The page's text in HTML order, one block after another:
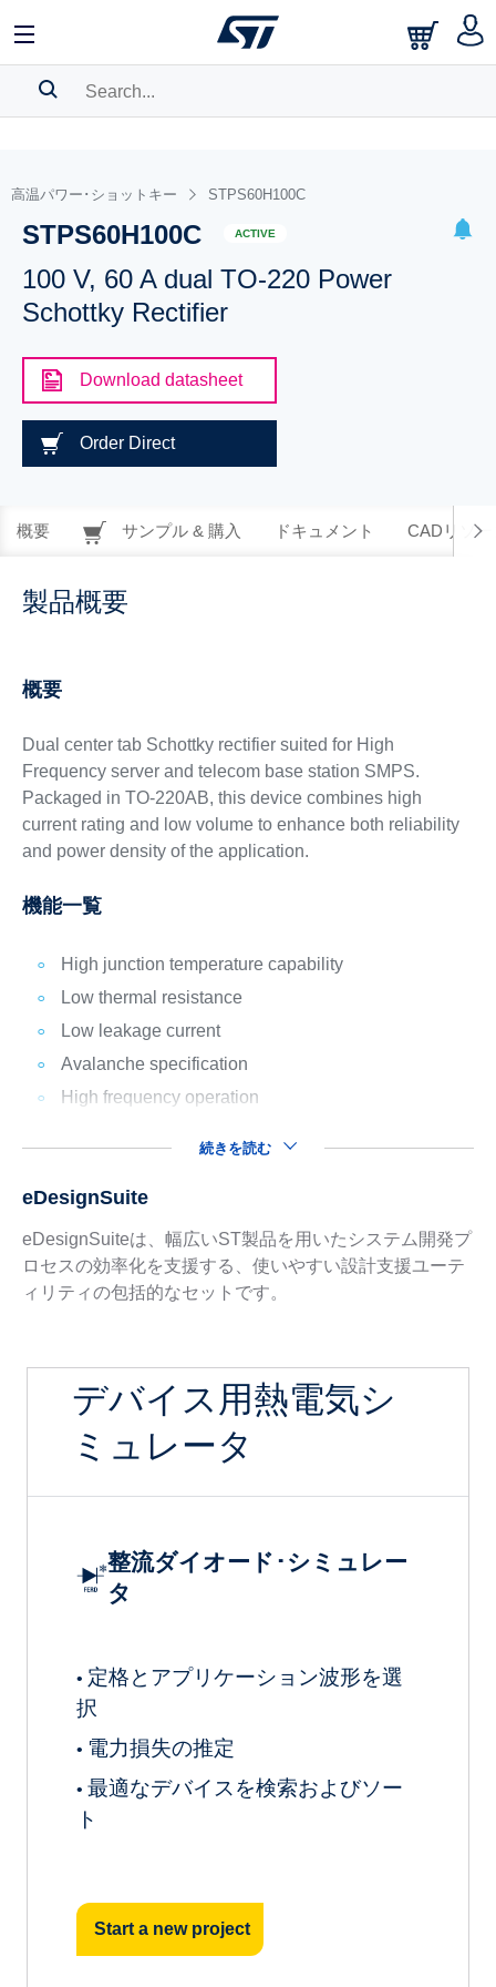
BOOKMARK
Pleaselog in to show your saved searches.
高温パワー･ショットキー STPS60H100C
STPS60H100C ACTIVE
100 V, 60 A dual TO-220 Power
Schottky Rectifier
Download datasheet
Order Direct
概要 サンプル & 購入 ドキュメント CADリソー
製品概要
概要
Dual center tab Schottky rectifier suited for High
Frequency server and telecom base station SMPS.
Packaged in TO-220AB, this device combines high
current rating and low volume to enhance both reliability
and power density of the application.
機能一覧
High junction temperature capability
Low thermal resistance
Low leakage current
Avalanche specification
High frequency operation
続きを読む
eDesignSuite
eDesignSuiteは、幅広いST製品を用いたシステム開発プ
ロセスの効率化を支援する、使いやすい設計支援ユーテ
ィリティの包括的なセットです。
デバイス用熱電気シ
ミュレータ
整流ダイオード･シミュレー
タ
• 定格とアプリケーション波形を選
択
• 電力損失の推定
• 最適なデバイスを検索およびソー
ト
Start a new project